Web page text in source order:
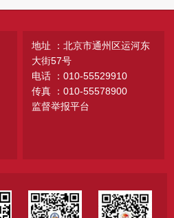
地址 ：北京市通州区运河东
大街57号
电话 ：010-55529910
传真 ：010-55578900
监督举报平台